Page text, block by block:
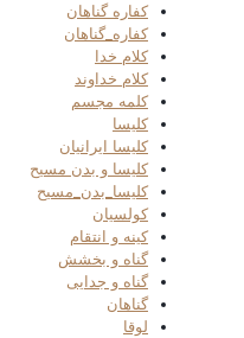
کفاره گناهان
کفاره_گناهان
کلام خدا
کلام خداوند
کلمه مجسم
کلیسا
کلیسا ایرانیان
کلیسا و بدن مسیح
کلیسا_بدن_مسیح
کولسیان
کینه و انتقام
گناه و بخشش
گناه و جدایی
گناهان
لوقا